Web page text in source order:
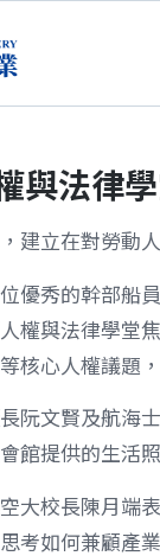
與法律學
建立在對勞動
優秀的幹部船
權與法律學堂
核心人權議題
阮文賢及航海
館提供的生活
大校長陳月端
考如何兼顧產